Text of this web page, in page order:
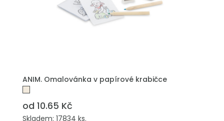
ANIM. Omalovánka v papírové krabičce
od 10.65 Kč
Skladem: 17834 ks.